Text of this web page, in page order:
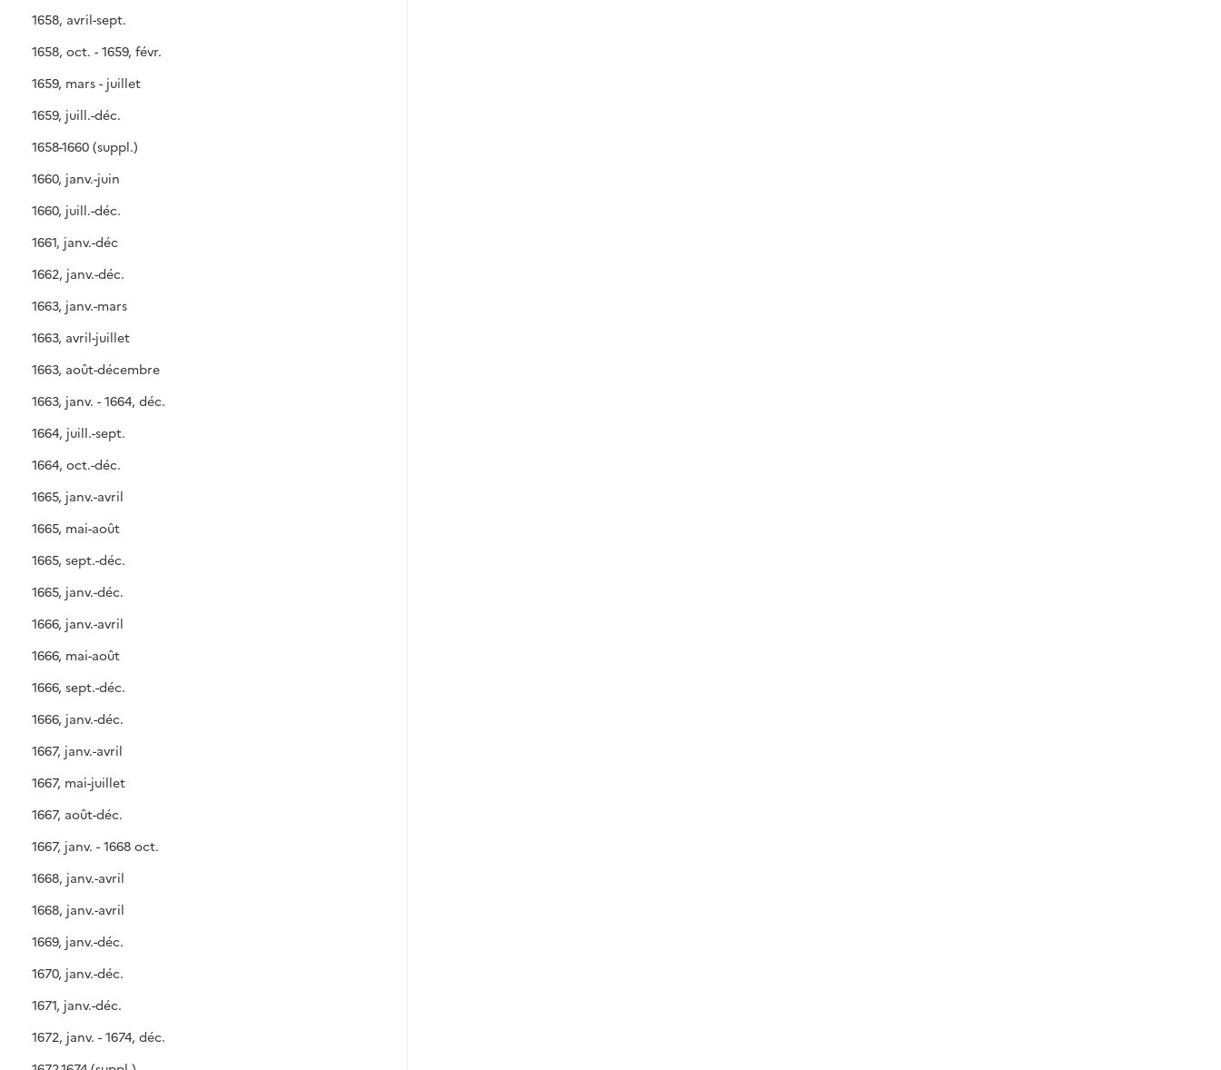
1658, avril-sept.
1658, oct. - 1659, févr.
1659, mars - juillet
1659, juill.-déc.
1658-1660 (suppl.)
1660, janv.-juin
1660, juill.-déc.
1661, janv.-déc
1662, janv.-déc.
1663, janv.-mars
1663, avril-juillet
1663, août-décembre
1663, janv. - 1664, déc.
1664, juill.-sept.
1664, oct.-déc.
1665, janv.-avril
1665, mai-août
1665, sept.-déc.
1665, janv.-déc.
1666, janv.-avril
1666, mai-août
1666, sept.-déc.
1666, janv.-déc.
1667, janv.-avril
1667, mai-juillet
1667, août-déc.
1667, janv. - 1668 oct.
1668, janv.-avril
1668, janv.-avril
1669, janv.-déc.
1670, janv.-déc.
1671, janv.-déc.
1672, janv. - 1674, déc.